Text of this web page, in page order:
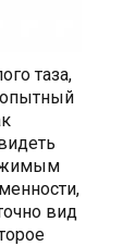
таза,
опытный
вид